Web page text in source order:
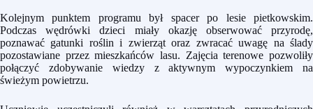
Kolejnym punktem programu był spacer po lesie pietkowskim.
Podczas wędrówki dzieci miały okazję obserwować przyrodę,
poznawać gatunki roślin i zwierząt oraz zwracać uwagę na ślady
pozostawiane przez mieszkańców lasu. Zajęcia terenowe pozwoliły
połączyć zdobywanie wiedzy z aktywnym wypoczynkiem na
świeżym powietrzu.